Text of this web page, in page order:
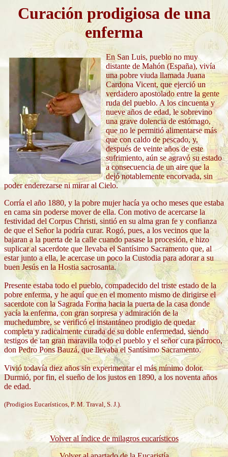
Curación prodigiosa de una
enferma
En San Luis, pueblo no muy
distante de Mahón (España), vivía
una pobre viuda llamada Juana
Cardona Vicent, que ejerció un
verdadero apostolado entre la gente
ruda del pueblo. A los cincuenta y
nueve años de edad, le sobrevino
una grave dolencia de estómago,
que no le permitió alimentarse más
que con caldo de pescado, y,
después de veinte años de este
sufrimiento, aún se agravó su estado
a consecuencia de un aire que la
dejó notablemente encorvada, sin
poder enderezarse ni mirar al Cielo.
Corría el año 1880, y la pobre mujer hacía ya ocho meses que estaba
en cama sin poderse mover de ella. Con motivo de acercarse la
festividad del Corpus Christi, sintió en su alma gran fe y confianza
de que el Señor la podría curar. Rogó, pues, a los vecinos que la
bajaran a la puerta de la calle cuando pasase la procesión, e hizo
suplicar al sacerdote que llevaba el Santísimo Sacramento que, al
estar junto a ella, le acercase un poco la Custodia para adorar a su
buen Jesús en la Hostia sacrosanta.
Presente estaba todo el pueblo, compadecido del triste estado de la
pobre enferma, y he aquí que en el momento mismo de dirigirse el
sacerdote con la Sagrada Forma hacia la puerta de la casa donde
yacía la enferma, con gran sorpresa y admiración de la
muchedumbre, se verificó el instantáneo prodigio de quedar
completa y radicalmente curada de su doble enfermedad, siendo
testigos de tan gran maravilla todo el pueblo y el señor cura párroco,
don Pedro Pons Bauzá, que llevaba el Santísimo Sacramento.
Vivió todavía diez años sin experimentar el más mínimo dolor.
Durmió, por fin, el sueño de los justos en 1890, a los noventa años
de edad.
(Prodigios Eucarísticos, P. M. Traval, S. J.).
Volver al índice de milagros eucarísticos